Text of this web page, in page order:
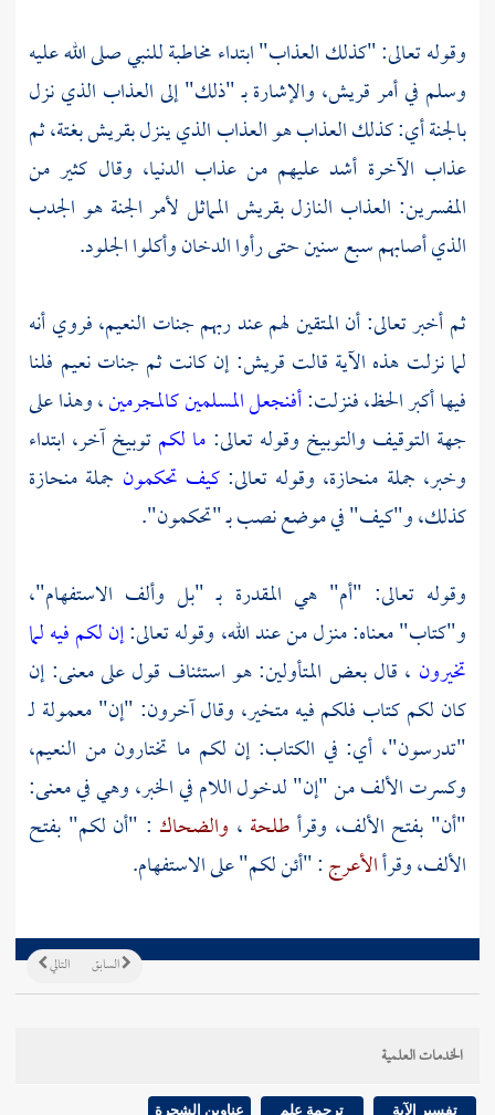
وقوله تعالى: "كذلك العذاب" ابتداء مخاطبة للنبي صلى الله عليه
وسلم في أمرقريش، والإشارة بـ "ذلك" إلى العذاب الذي نزل
بالجنة أي: كذلك العذاب هو العذاب الذي ينزلبقريشبغتة، ثم
عذاب الآخرة أشد عليهم من عذاب الدنيا، وقال كثير من
المفسرين: العذاب النازلبقريش المماثل لأمر الجنة هو الجدب
الذي أصابهم سبع سنين حتى رأوا الدخان وأكلوا الجلود.
ثم أخبر تعالى: أن المتقين لهم عند ربهم جنات النعيم، فروي أنه
لما نزلت هذه الآية قالت قريش:إن كانت ثم جنات نعيم فلنا
فيها أكبر الحظ، فنزلت:أفنجعل المسلمين كالمجرمين، وهذا على
جهة التوقيف والتوبيخ وقوله تعالى: ما لكمتوبيخ آخر، ابتداء
وخبر، جملة منحازة، وقوله تعالى:كيف تحكمون جملة منحازة
كذلك، و"كيف" في موضع نصب بـ "تحكمون".
وقوله تعالى: "أم" هي المقدرة بـ "بل وألف الاستفهام"،
و"كتاب" معناه: منزل من عند الله، وقوله تعالى:إن لكم فيه لما
تخيرون ، قال بعض المتأولين: هو استئناف قول على معنى: إن
كان لكم كتاب فلكم فيه متخير، وقال آخرون: "إن" معمولة لـ
"تدرسون"، أي: في الكتاب: إن لكم ما تختارون من النعيم،
وكسرت الألف من "إن" لدخول اللام في الخبر، وهي في معنى:
"أن" بفتح الألف، وقرأطلحة ، والضحاك : "أن لكم" بفتح
الألف، وقرأالأعرج: "أئن لكم" على الاستفهام.
التالي السابق
الخدمات العلمية
تفسير الآية ترجمة علم عناوين الشجرة